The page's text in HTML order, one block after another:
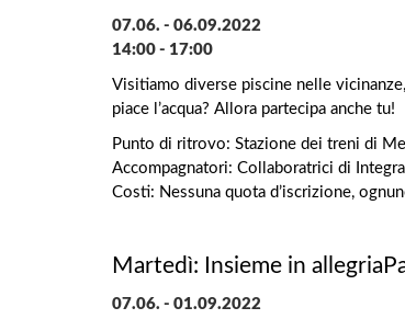
07.06. - 06.09.2022
14:00 - 17:00
Visitiamo diverse piscine nelle
piace l’acqua? Allora partecipa anche tu!
Punto di ritrovo: Stazione dei treni di
Accompagnatori: Collaboratrici di Integra
Costi: Nessuna quota d’iscrizione,
Martedì: Insieme in
07.06. - 01.09.2022